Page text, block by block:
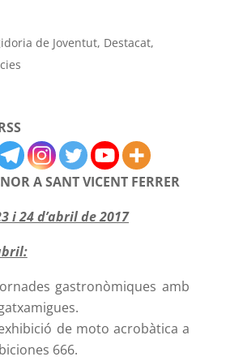
de Joventut, Destacat,
A SANT VICENT FERRER
i 24 d’abril de 2017
gastronòmiques amb
de moto acrobàtica a
666.